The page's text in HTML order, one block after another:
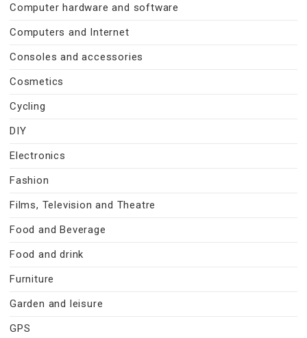
Computer hardware and software
Computers and Internet
Consoles and accessories
Cosmetics
Cycling
DIY
Electronics
Fashion
Films, Television and Theatre
Food and Beverage
Food and drink
Furniture
Garden and leisure
GPS